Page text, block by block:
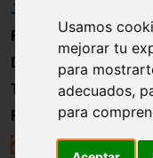
Usamos
mejorar tu
para
adecuados,
para
Juguetes
Formación
Directorio
Trabajo
Registro